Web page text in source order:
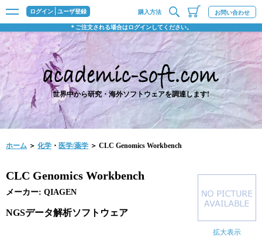
ログイン ユーザ登録
＊ご注文される場合はログインしてください。
購入方法 お問い合わせ
世界中から研究・海外ソフトウェアを調達します!
ホーム ＞ 化学 ・ 医学/薬学 ＞ CLC Genomics Workbench
拡大表示
CLC Genomics Workbench
メーカー: QIAGEN
NGSデータ解析ソフトウェア